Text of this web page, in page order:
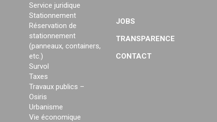
Service juridique
Stationnement
Réservation de
stationnement
(panneaux, containers,
etc.)
Survol
Taxes
Travaux publics –
Osiris
Urbanisme
Vie économique
JOBS
TRANSPARENCE
CONTACT